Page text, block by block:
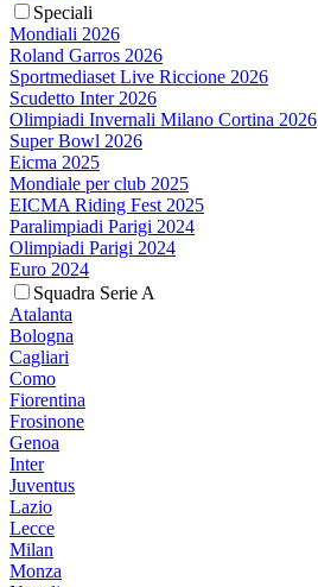
Speciali
Mondiali 2026
Roland Garros 2026
Sportmediaset Live Riccione 2026
Scudetto Inter 2026
Olimpiadi Invernali Milano Cortina 2026
Super Bowl 2026
Eicma 2025
Mondiale per club 2025
EICMA Riding Fest 2025
Paralimpiadi Parigi 2024
Olimpiadi Parigi 2024
Euro 2024
Squadra Serie A
Atalanta
Bologna
Cagliari
Como
Fiorentina
Frosinone
Genoa
Inter
Juventus
Lazio
Lecce
Milan
Monza